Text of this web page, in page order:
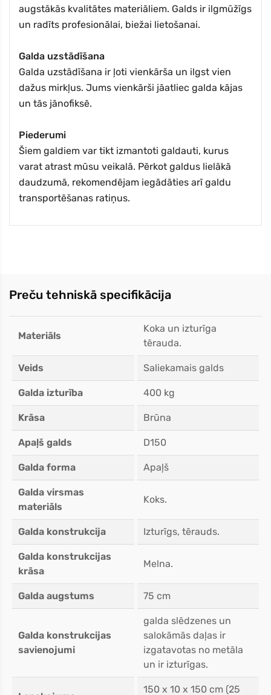
augstākās kvalitātes materiāliem. Galds ir ilgmūžīgs
un radīts profesionālai, biežai lietošanai.
Galda uzstādīšana
Galda uzstādīšana ir ļoti vienkārša un ilgst vien
dažus mirkļus. Jums vienkārši jāatliec galda kājas
un tās jānofiksē.
Piederumi
Šiem galdiem var tikt izmantoti galdauti, kurus
varat atrast mūsu veikalā. Pērkot galdus lielākā
daudzumā, rekomendējam iegādāties arī galdu
transportēšanas ratiņus.
Preču tehniskā specifikācija
Materiāls
Koka un izturīga
tērauda.
Veids Saliekamais galds
Galda izturība 400 kg
Krāsa Brūna
Apaļš galds D150
Galda forma Apaļš
Galda virsmas
materiāls
Koks.
Galda konstrukcija Izturīgs, tērauds.
Galda konstrukcijas
krāsa
Melna.
Galda augstums 75 cm
Galda konstrukcijas
savienojumi
galda slēdzenes un
salokāmās daļas ir
izgatavotas no metāla
un ir izturīgas.
150 x 10 x 150 cm (25